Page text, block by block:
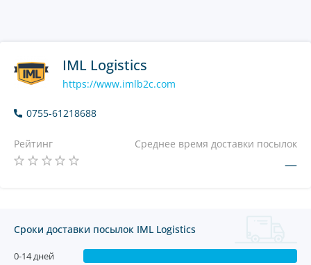
IML Logistics
https://www.imlb2c.com
0755-61218688
Рейтинг Среднее время доставки посылок
—
Сроки доставки посылок IML Logistics
0-14 дней